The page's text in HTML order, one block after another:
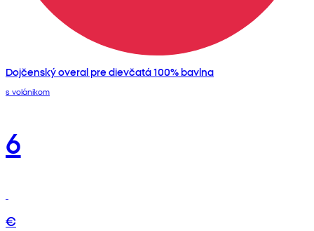
Dojčenský overal pre dievčatá 100% bavlna
s volánikom
6
€